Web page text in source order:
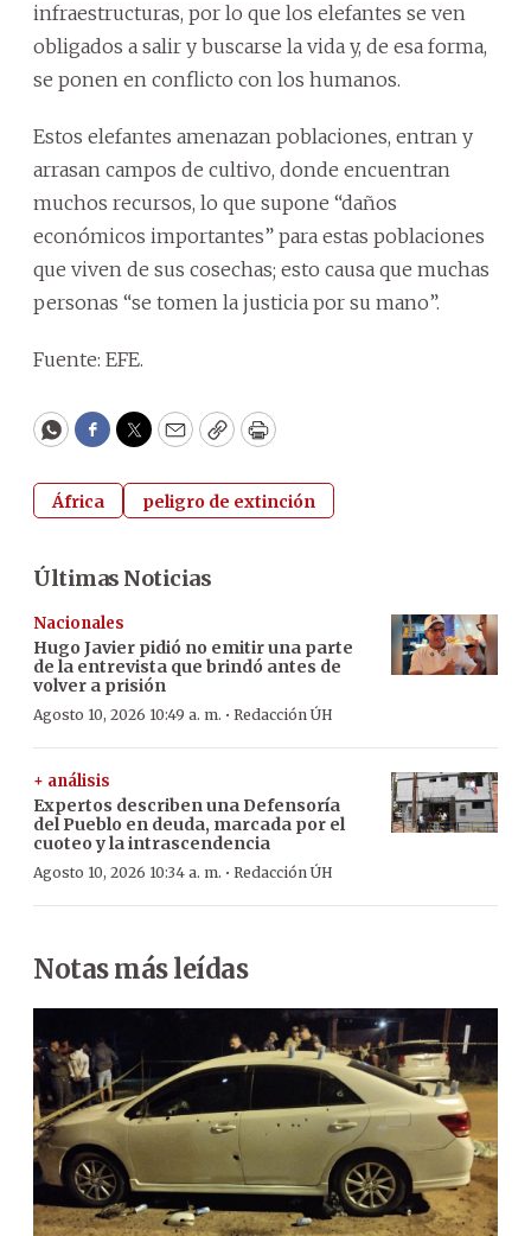
infraestructuras, por lo que los elefantes se ven
obligados a salir y buscarse la vida y, de esa forma,
se ponen en conflicto con los humanos.
Estos elefantes amenazan poblaciones, entran y
arrasan campos de cultivo, donde encuentran
muchos recursos, lo que supone “daños
económicos importantes” para estas poblaciones
que viven de sus cosechas; esto causa que muchas
personas “se tomen la justicia por su mano”.
Fuente: EFE.
WhatsApp
Facebook
Twitter
EmailCopyPrint
África peligro de extinción
Últimas Noticias
Nacionales
Hugo Javier pidió no emitir una parte
de la entrevista que brindó antes de
volver a prisión
Agosto 10, 2026 10:49 a. m. · Redacción ÚH
+ análisis
Expertos describen una Defensoría
del Pueblo en deuda, marcada por el
cuoteo y la intrascendencia
Agosto 10, 2026 10:34 a. m. · Redacción ÚH
Notas más leídas